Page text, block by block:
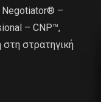
Negotiator® –
– CNP™,
στη στρατηγική